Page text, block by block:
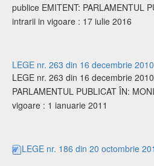
publice EMITENT: PARLAMENTUL
intrarii in vigoare : 17 iulie 2016
LEGE nr. 263 din 16 decembrie
LEGE nr. 263 din 16 decembrie
PARLAMENTUL PUBLICAT ÎN:
vigoare : 1 ianuarie 2011
LEGE nr. 186 din 20 octombrie